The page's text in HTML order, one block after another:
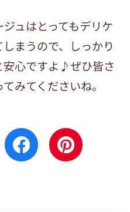
ュはとってもデリケ
まうので、しっかり
安心ですよ♪ぜひ皆さ
みてくださいね。